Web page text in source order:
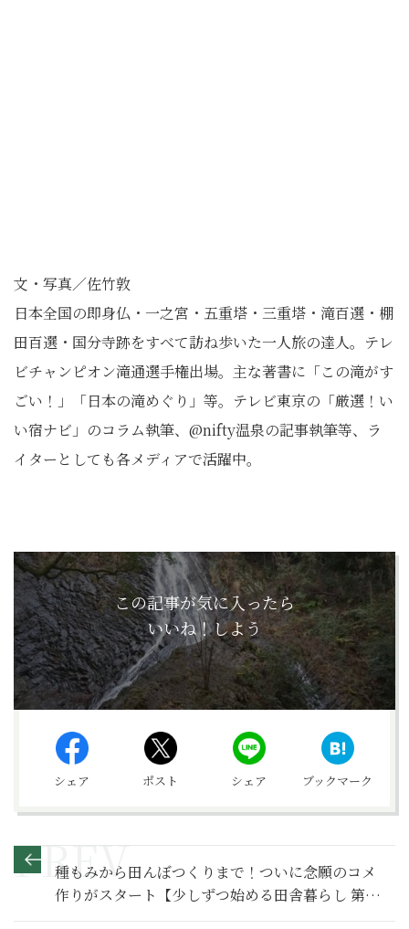
文・写真／佐竹敦
日本全国の即身仏・一之宮・五重塔・三重塔・滝百選・棚
田百選・国分寺跡をすべて訪ね歩いた一人旅の達人。テレ
ビチャンピオン滝通選手権出場。主な著書に「この滝がす
ごい！」「日本の滝めぐり」等。テレビ東京の「厳選！い
い宿ナビ」のコラム執筆、@nifty温泉の記事執筆等、ラ
イターとしても各メディアで活躍中。
この記事が気に入ったら
いいね！しよう
シェア ポスト シェア ブックマーク
種もみから田んぼつくりまで！ついに念願のコメ
作りがスタート【少しずつ始める田舎暮らし 第8
回】